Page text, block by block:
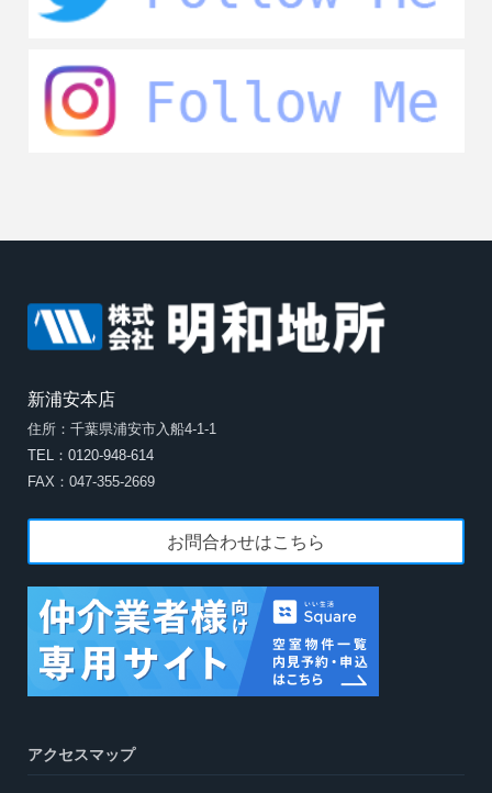
新浦安本店
住所：千葉県浦安市入船4-1-1
TEL：0120-948-614
FAX：047-355-2669
お問合わせはこちら
アクセスマップ